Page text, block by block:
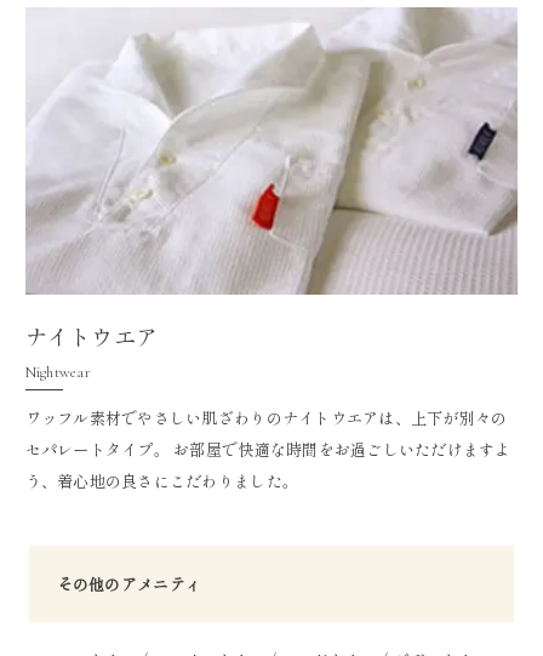
ナイトウエア
Nightwear
ワッフル素材でやさしい肌ざわりのナイトウエアは、上下が別々の
セパレートタイプ。 お部屋で快適な時間をお過ごしいただけますよ
う、着心地の良さにこだわりました。
その他のアメニティ